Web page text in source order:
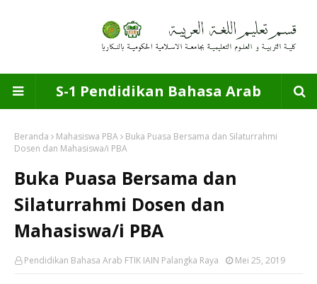
S-1 Pendidikan Bahasa Arab
Beranda Mahasiswa PBA
Buka Puasa Bersama dan Silaturrahmi
Dosen dan Mahasiswa/i PBA
Buka Puasa Bersama dan
Silaturrahmi Dosen dan
Mahasiswa/i PBA
Pendidikan Bahasa Arab FTIK IAIN Palangka Raya Mei 25, 2019